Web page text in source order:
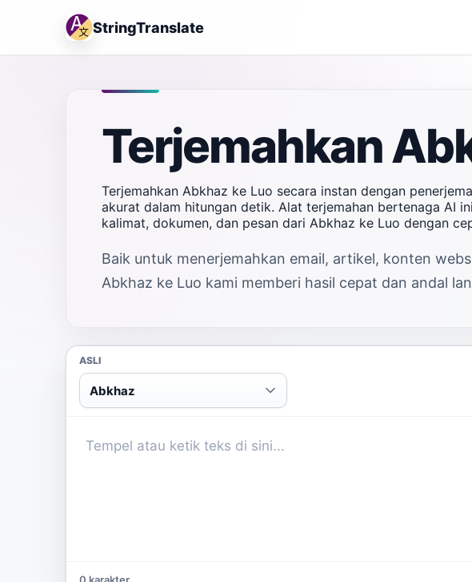
StringTranslate
Terjemahkan
Terjemahkan Abkhaz ke Luo secara instan dengan
akurat dalam hitungan detik. Alat terjemahan bertenaga AI
kalimat, dokumen, dan pesan dari Abkhaz ke Luo dengan
Baik untuk menerjemahkan email, artikel, konten
Abkhaz ke Luo kami memberi hasil cepat dan andal
ASLI
Abkhaz
0 karakter